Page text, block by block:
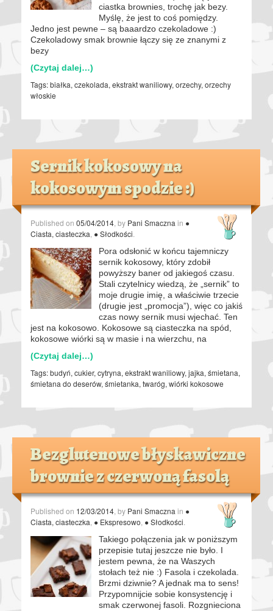
ciastka brownies, trochę jak bezy.
Myślę, że jest to coś pomiędzy.
Jedno jest pewne – są baaardzo czekoladowe :)
Czekoladowy smak brownie łączy się ze znanymi z
bezy
(Czytaj dalej…)
Tags:białka, czekolada, ekstrakt waniliowy, orzechy, orzechy
włoskie
Sernik kokosowy na
kokosowym spodzie :)
Published on 05/04/2014 , by Pani Smaczna in ●
Ciasta, ciasteczka ● Słodkości
Pora odsłonić w końcu tajemniczy
sernik kokosowy, który zdobił
powyższy baner od jakiegoś czasu.
Stali czytelnicy wiedzą, że „sernik” to
moje drugie imię, a właściwie trzecie
(drugie jest „promocja”), więc co jakiś
czas nowy sernik musi wjechać. Ten
jest na kokosowo. Kokosowe są ciasteczka na spód,
kokosowe wiórki są w masie i na wierzchu, na
(Czytaj dalej…)
Tags:budyń, cukier, cytryna, ekstrakt waniliowy, jajka, śmietana,
śmietana do deserów, śmietanka, twaróg, wiórki kokosowe
Bezglutenowe błyskawiczne
brownie z czerwoną fasolą
Published on 12/03/2014 , by Pani Smaczna in ●
Ciasta, ciasteczka ● Ekspresowo ● Słodkości
Takiego połączenia jak w poniższym
przepisie tutaj jeszcze nie było. I
jestem pewna, że na Waszych
stołach też nie :) Fasola i czekolada.
Brzmi dziwnie? A jednak ma to sens!
Przypomnijcie sobie konsystencję i
smak czerwonej fasoli. Rozgnieciona